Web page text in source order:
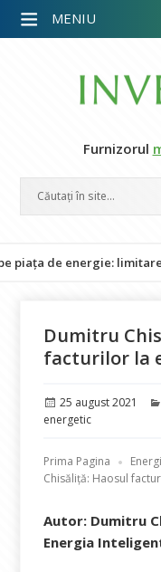
Furnizorul
energie: limitarea
Dumitru
facturilor la
Publicat
pe
25 august 2021
energetic
Prima Pagina
Chisăliță: Haosul
Autor: Dumitru
Energia
MENIU